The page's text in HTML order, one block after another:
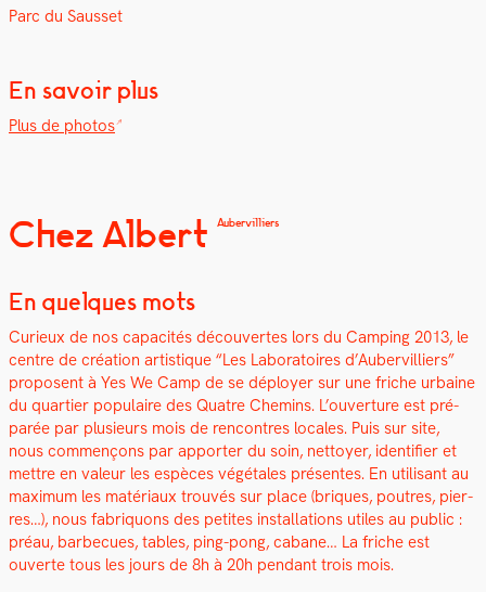
Parc du Saus­set
En savoir plus
Plus de pho­tos
Chez Albert Aubervilliers
En quelques mots
Curieux de nos capac­ités décou­vertes lors du Camp­ing 2013, le
cen­tre de créa­tion artis­tique “Les Lab­o­ra­toires d’Aubervilliers”
pro­posent à Yes We Camp de se déploy­er sur une friche urbaine
du quarti­er pop­u­laire des Qua­tre Chemins. L’ouverture est pré­
parée par plusieurs mois de ren­con­tres locales. Puis sur site,
nous com­mençons par apporter du soin, net­toy­er, iden­ti­fi­er et
met­tre en valeur les espèces végé­tales présentes. En util­isant au
max­i­mum les matéri­aux trou­vés sur place (briques, poutres, pier­
res…), nous fab­riquons des petites instal­la­tions utiles au pub­lic :
préau, bar­be­cues, tables, ping-pong, cabane… La friche est
ouverte tous les jours de 8h à 20h pen­dant trois mois.